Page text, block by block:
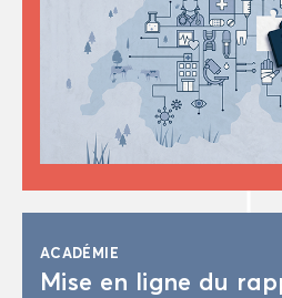
ACA­DÉ­MIE
Mise en ligne du